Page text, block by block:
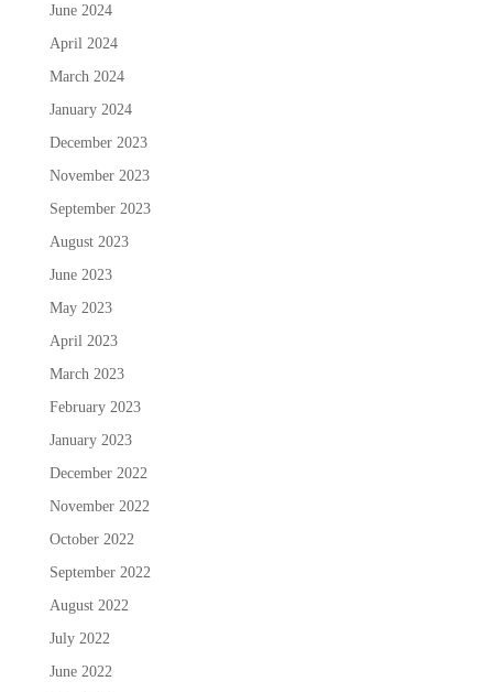
June 2024
April 2024
March 2024
January 2024
December 2023
November 2023
September 2023
August 2023
June 2023
May 2023
April 2023
March 2023
February 2023
January 2023
December 2022
November 2022
October 2022
September 2022
August 2022
July 2022
June 2022